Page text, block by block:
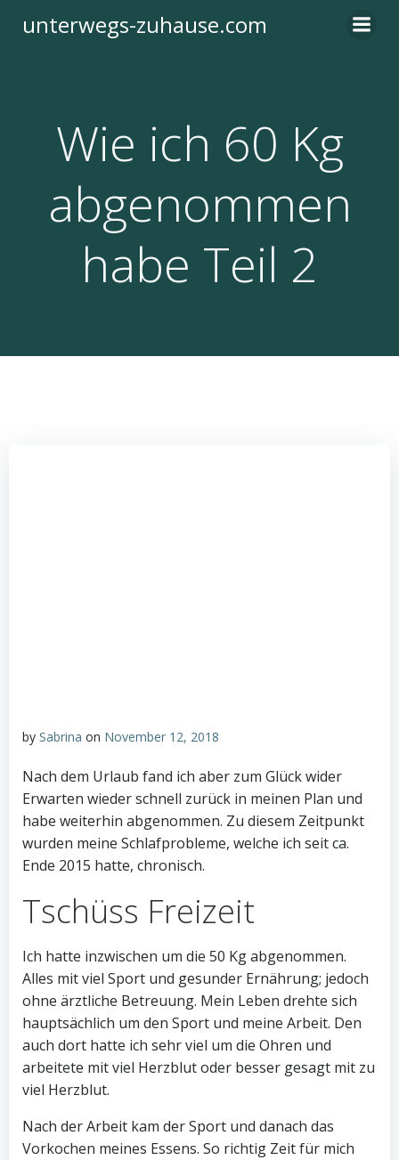
Inhalt
unterwegs-zuhause.com
Wie ich 60 Kg
abgenommen
habe Teil 2
by Sabrina on November 12, 2018
Nach dem Urlaub fand ich aber zum Glück wider
Erwarten wieder schnell zurück in meinen Plan und
habe weiterhin abgenommen. Zu diesem Zeitpunkt
wurden meine Schlafprobleme, welche ich seit ca.
Ende 2015 hatte, chronisch.
Tschüss Freizeit
Ich hatte inzwischen um die 50 Kg abgenommen.
Alles mit viel Sport und gesunder Ernährung; jedoch
ohne ärztliche Betreuung. Mein Leben drehte sich
hauptsächlich um den Sport und meine Arbeit. Den
auch dort hatte ich sehr viel um die Ohren und
arbeitete mit viel Herzblut oder besser gesagt mit zu
viel Herzblut.
Nach der Arbeit kam der Sport und danach das
Vorkochen meines Essens. So richtig Zeit für mich